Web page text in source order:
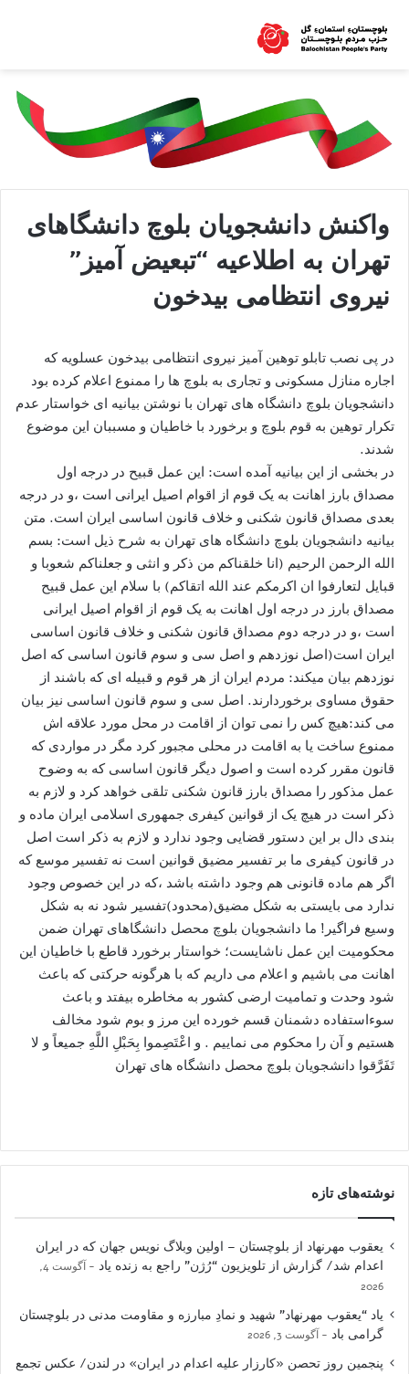
واکنش دانشجویان بلوچ دانشگاهای
تهران به اطلاعیه “تبعیض آمیز”
نیروی انتظامی بیدخون
در پی نصب تابلو توهین آمیز نیروی انتظامی بیدخون عسلویه که
اجاره منازل مسکونی و تجاری به بلوچ ها را ممنوع اعلام کرده بود
دانشجویان بلوچ دانشگاه های تهران با نوشتن بیانیه ای خواستار عدم
تکرار توهین به قوم بلوچ و برخورد با خاطیان و مسببان این موضوع
شدند.
در بخشی از این بیانیه آمده است: این عمل قبیح در درجه اول
مصداق بارز اهانت به یک قوم از اقوام اصیل ایرانی است ،و در درجه
بعدی مصداق قانون شکنی و خلاف قانون اساسی ایران است. متن
بیانیه دانشجویان بلوچ دانشگاه های تهران به شرح ذیل است: بسم
الله الرحمن الرحیم (انا خلقناکم من ذکر و انثی و جعلناکم شعوبا و
قبایل لتعارفوا ان اکرمکم عند الله اتقاکم) با سلام این عمل قبیح
مصداق بارز در درجه اول اهانت به یک قوم از اقوام اصیل ایرانی
است ،و در درجه دوم مصداق قانون شکنی و خلاف قانون اساسی
ایران است(اصل نوزدهم و اصل سی و سوم قانون اساسی که اصل
نوزدهم بیان میکند: مردم ایران از هر قوم و قبیله ای که باشند از
حقوق مساوی برخوردارند. اصل سی و سوم قانون اساسی نیز بیان
می کند:هیچ کس را نمی توان از اقامت در محل مورد علاقه اش
ممنوع ساخت یا به اقامت در محلی مجبور کرد مگر در مواردی که
قانون مقرر کرده است و اصول دیگر قانون اساسی که به وضوح
عمل مذکور را مصداق بارز قانون شکنی تلقی خواهد کرد و لازم به
ذکر است در هیچ یک از قوانین کیفری جمهوری اسلامی ایران ماده و
بندی دال بر این دستور قضایی وجود ندارد و لازم به ذکر است اصل
در قانون کیفری ما بر تفسیر مضیق قوانین است نه تفسیر موسع که
اگر هم ماده قانونی هم وجود داشته باشد ،که در این خصوص وجود
ندارد می بایستی به شکل مضیق(محدود)تفسیر شود نه به شکل
وسیع فراگیر! ما دانشجویان بلوچ محصل دانشگاهای تهران ضمن
محکومیت این عمل ناشایست؛ خواستار برخورد قاطع با خاطیان این
اهانت می باشیم و اعلام می داریم که با هرگونه حرکتی که باعث
شود وحدت و تمامیت ارضی کشور به مخاطره بیفتد و باعث
سوءاستفاده دشمنان قسم خورده این مرز و بوم شود مخالف
هستیم و آن را محکوم می نماییم . و اعْتَصِموا بِحَبْلِ اللَّهِ جمیعاً و لا
تَفَرَّقوا دانشجویان بلوچ محصل دانشگاه های تهران
نوشته‌های تازه
یعقوب مهرنهاد از بلوچستان – اولین وبلاگ نویس جهان که در ایران
اعدام شد/ گزارش از تلویزیون “رُژن” راجع به زنده یاد
آگوست 4,
2026
یاد “یعقوب مهرنهاد” شهید و نمادِ مبارزه و مقاومت مدنی در بلوچستان
گرامی باد
آگوست 3, 2026
پنجمین روز تحصن «کارزار علیه اعدام در ایران» در لندن/ عکس تجمع